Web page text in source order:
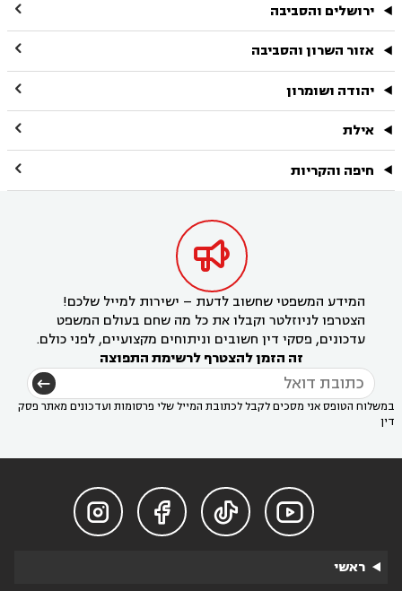
ירושלים והסביבה 
אזור השרון והסביבה 
יהודה ושומרון 
אילת 
חיפה והקריות 

המידע המשפטי שחשוב לדעת – ישירות למייל שלכם!
הצטרפו לניוזלטר וקבלו את כל מה שחם בעולם המשפט
עדכונים, פסקי דין חשובים וניתוחים מקצועיים, לפני כולם.
זה הזמן להצטרף לרשימת התפוצה
במשלוח הטופס אני מסכים לקבל לכתובת המייל שלי פרסומות ועדכונים מאתר פסק
דין




ראשי